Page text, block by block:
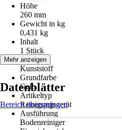
Höhe
260 mm
Gewicht in kg
0,431 kg
Inhalt
1 Stück
Material
Kunststoff
Grundfarbe
Gelb
Artikeltyp
Reinigungsgerät
Ausführung
Bodenreiniger
Mehr anzeigen
Datenblätter
Bereich überspringen